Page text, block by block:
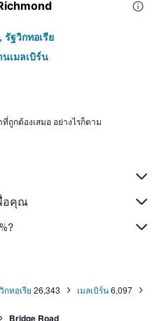
ฐวิกทอเรีย
เมลเบิร์น
ถูกต้องเสมอ อย่างไรก็ตาม
อคุณ
กทอเรีย 26,343 เมลเบิร์น 6,097
Bridge Road